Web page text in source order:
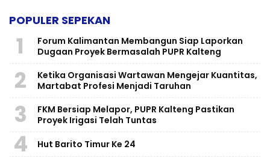
POPULER SEPEKAN
1
Forum Kalimantan Membangun Siap Laporkan
Dugaan Proyek Bermasalah PUPR Kalteng
2
Ketika Organisasi Wartawan Mengejar Kuantitas,
Martabat Profesi Menjadi Taruhan
3
FKM Bersiap Melapor, PUPR Kalteng Pastikan
Proyek Irigasi Telah Tuntas
4 Hut Barito Timur Ke 24